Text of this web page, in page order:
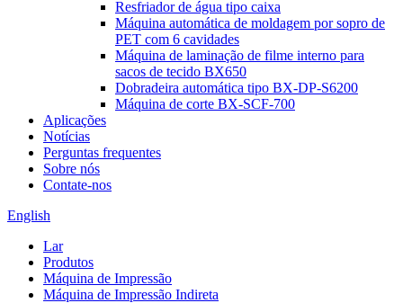
Resfriador de água tipo caixa
Máquina automática de moldagem por sopro de
PET com 6 cavidades
Máquina de laminação de filme interno para
sacos de tecido BX650
Dobradeira automática tipo BX-DP-S6200
Máquina de corte BX-SCF-700
Aplicações
Notícias
Perguntas frequentes
Sobre nós
Contate-nos
English
Lar
Produtos
Máquina de Impressão
Máquina de Impressão Indireta